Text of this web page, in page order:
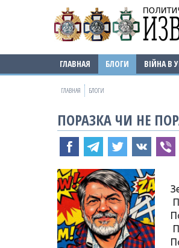
ГЛАВНАЯ БЛОГИ ВІЙНА В
ГЛАВНАЯ БЛОГИ
ПОРАЗКА ЧИ НЕ